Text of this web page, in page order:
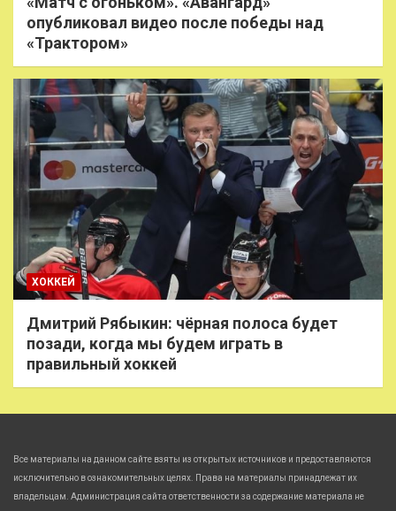
опубликовал видео после победы над
«Трактором»
ХОККЕЙ
Дмитрий Рябыкин: чёрная полоса будет
позади, когда мы будем играть в
правильный хоккей
Все материалы на данном сайте взяты из открытых источников и предоставляются
исключительно в ознакомительных целях. Права на материалы принадлежат их
владельцам. Администрация сайта ответственности за содержание материала не